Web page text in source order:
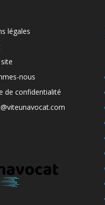
légales
nous
de confidentialité